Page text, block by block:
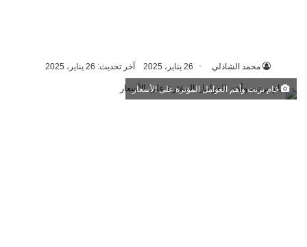
محمد الشاذلي 26 يناير، 2025 آخر تحديث: 26 يناير، 2025
خام برنت وأهم العوامل المؤثرة على الأسعار